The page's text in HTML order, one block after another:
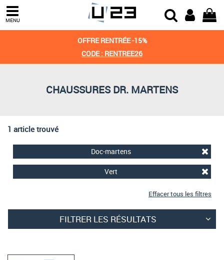
MENU
OFFRE RENTRÉE -15%
CODE : RENTREE26
CHAUSSURES DR. MARTENS
1 article trouvé
Doc-martens
Vert
Effacer tous les filtres
FILTRER LES RÉSULTATS
Trier par
Derniers arrivages
Meilleures remises